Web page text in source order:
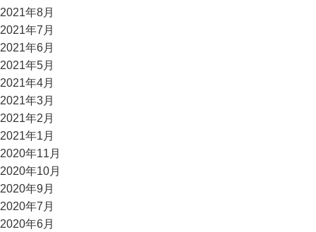
2021年8月
2021年7月
2021年6月
2021年5月
2021年4月
2021年3月
2021年2月
2021年1月
2020年11月
2020年10月
2020年9月
2020年7月
2020年6月